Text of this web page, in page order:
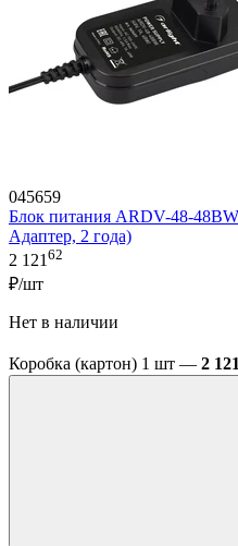
045659
Блок питания ARDV-48-
Адаптер, 2 года)
2 12162
₽/шт
Нет в наличии
Коробка (картон) 1 шт — 2 121